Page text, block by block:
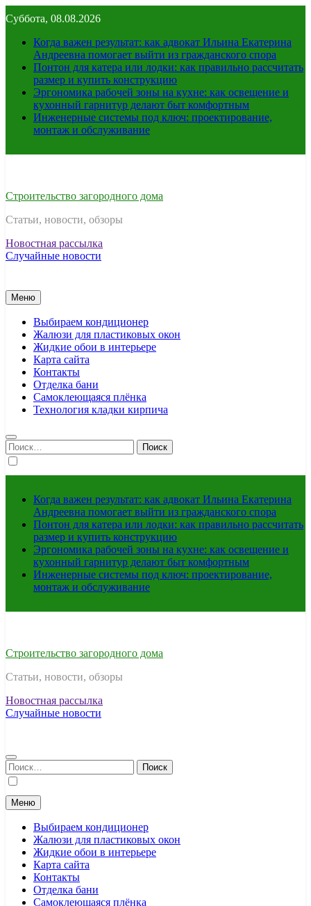
к
содержимому
Суббота, 08.08.2026
Когда важен результат: как адвокат Ильина Екатерина
Андреевна помогает выйти из гражданского спора
Понтон для катера или лодки: как правильно рассчитать
размер и купить конструкцию
Эргономика рабочей зоны на кухне: как освещение и
кухонный гарнитур делают быт комфортным
Инженерные системы под ключ: проектирование,
монтаж и обслуживание
Строительство загородного дома
Статьи, новости, обзоры
Новостная рассылка
Случайные новости
Меню
Выбираем кондиционер
Жалюзи для пластиковых окон
Жидкие обои в интерьере
Карта сайта
Контакты
Отделка бани
Самоклеющаяся плёнка
Технология кладки кирпича
Найти:
Когда важен результат: как адвокат Ильина Екатерина
Андреевна помогает выйти из гражданского спора
Понтон для катера или лодки: как правильно рассчитать
размер и купить конструкцию
Эргономика рабочей зоны на кухне: как освещение и
кухонный гарнитур делают быт комфортным
Инженерные системы под ключ: проектирование,
монтаж и обслуживание
Строительство загородного дома
Статьи, новости, обзоры
Новостная рассылка
Случайные новости
Найти:
Меню
Выбираем кондиционер
Жалюзи для пластиковых окон
Жидкие обои в интерьере
Карта сайта
Контакты
Отделка бани
Самоклеющаяся плёнка